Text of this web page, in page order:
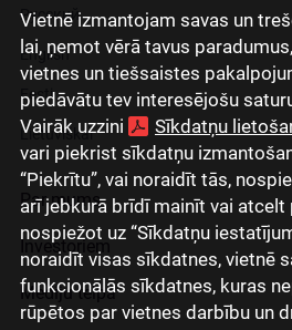
Vietnē izmantojam savas un
lai, ņemot vērā tavus
vietnes un tiešsaistes
piedāvātu tev interesējošu
Vairāk uzzini
Sīkdatņu
vari piekrist sīkdatņu
“Piekrītu”, vai noraidīt tās,
arī jebkurā brīdī mainīt vai atcelt
nospiežot uz “Sīkdatņu
noraidīt visas sīkdatnes, vietnē
funkcionālās sīkdatnes, kuras
rūpētos par vietnes darbību un
Русский
English
Eesti
Lietuviškai
Par mums
Investoriem
Mediju telpa